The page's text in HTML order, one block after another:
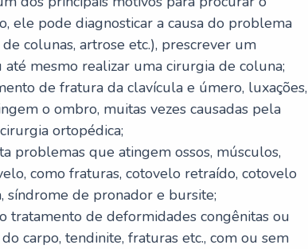
ele pode diagnosticar a causa do problema
colunas, artrose etc.), prescrever um
mesmo realizar uma cirurgia de coluna;
de fratura da clavícula e úmero, luxações,
o ombro, muitas vezes causadas pela
ortopédica;
problemas que atingem ossos, músculos,
como fraturas, cotovelo retraído, cotovelo
síndrome de pronador e bursite;
tratamento de deformidades congênitas ou
carpo, tendinite, fraturas etc., com ou sem